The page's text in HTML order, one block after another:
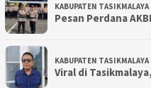
KABUPATEN TASIKMALAYA
Pesan Perdana
KABUPATEN TASIKMALAYA
Viral di